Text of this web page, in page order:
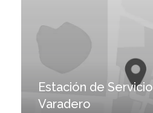
Estación de Servicio
Varadero